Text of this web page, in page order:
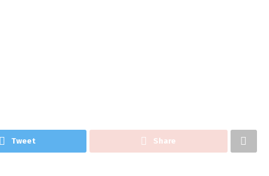
Tweet Share